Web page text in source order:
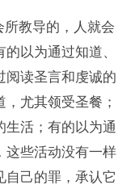
所教导的，人就会
以为通过知道、
阅读圣言和虔诚的
尤其领受圣餐；
生活；有的以为通
这些活动没有一样
自己的罪，承认它